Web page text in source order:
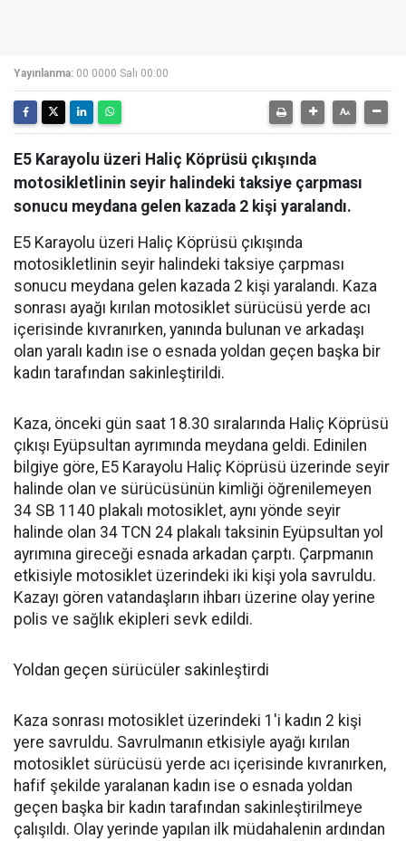
Yayınlanma: 00 0000 Salı 00:00
E5 Karayolu üzeri Haliç Köprüsü çıkışında
motosikletlinin seyir halindeki taksiye çarpması
sonucu meydana gelen kazada 2 kişi yaralandı.
E5 Karayolu üzeri Haliç Köprüsü çıkışında
motosikletlinin seyir halindeki taksiye çarpması
sonucu meydana gelen kazada 2 kişi yaralandı. Kaza
sonrası ayağı kırılan motosiklet sürücüsü yerde acı
içerisinde kıvranırken, yanında bulunan ve arkadaşı
olan yaralı kadın ise o esnada yoldan geçen başka bir
kadın tarafından sakinleştirildi.
Kaza, önceki gün saat 18.30 sıralarında Haliç Köprüsü
çıkışı Eyüpsultan ayrımında meydana geldi. Edinilen
bilgiye göre, E5 Karayolu Haliç Köprüsü üzerinde seyir
halinde olan ve sürücüsünün kimliği öğrenilemeyen
34 SB 1140 plakalı motosiklet, aynı yönde seyir
halinde olan 34 TCN 24 plakalı taksinin Eyüpsultan yol
ayrımına gireceği esnada arkadan çarptı. Çarpmanın
etkisiyle motosiklet üzerindeki iki kişi yola savruldu.
Kazayı gören vatandaşların ihbarı üzerine olay yerine
polis ve sağlık ekipleri sevk edildi.
Yoldan geçen sürücüler sakinleştirdi
Kaza sonrası motosiklet üzerindeki 1'i kadın 2 kişi
yere savruldu. Savrulmanın etkisiyle ayağı kırılan
motosiklet sürücüsü yerde acı içerisinde kıvranırken,
hafif şekilde yaralanan kadın ise o esnada yoldan
geçen başka bir kadın tarafından sakinleştirilmeye
çalışıldı. Olay yerinde yapılan ilk müdahalenin ardından